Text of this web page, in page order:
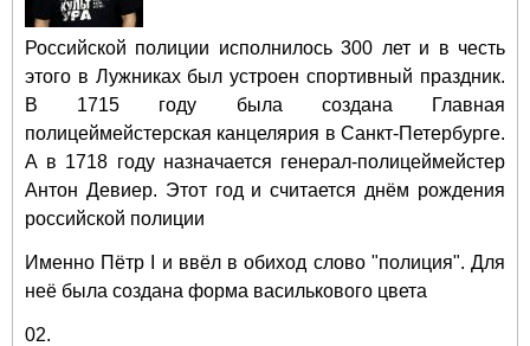
Российской полиции исполнилось 300 лет и в честь
этого в Лужниках был устроен спортивный праздник.
В 1715 году была создана Главная
полицеймейстерская канцелярия в Санкт-Петербурге.
А в 1718 году назначается генерал-полицеймейстер
Антон Девиер. Этот год и считается днём рождения
российской полиции
Именно Пётр I и ввёл в обиход слово "полиция". Для
неё была создана форма василькового цвета
02.